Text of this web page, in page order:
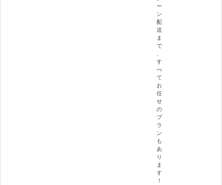
ー
ン
配
送
ま
で
、
す
べ
て
お
任
せ
の
プ
ラ
ン
も
あ
り
ま
す
！